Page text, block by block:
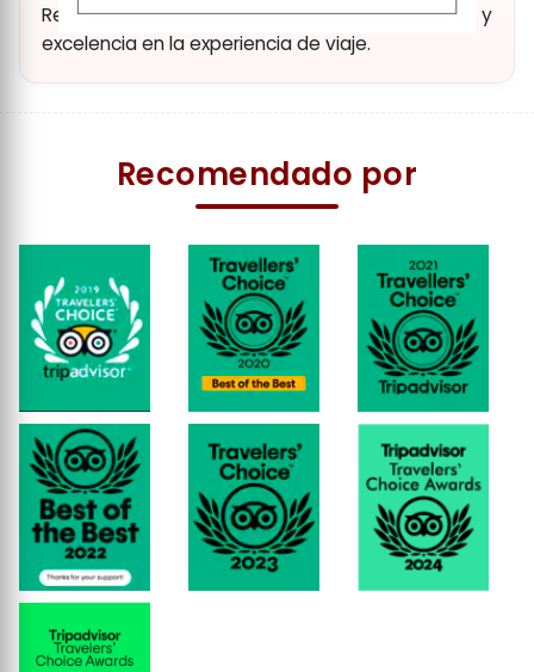
Reconocimiento a nuestra dedicación y
excelencia en la experiencia de viaje.
Recomendado por